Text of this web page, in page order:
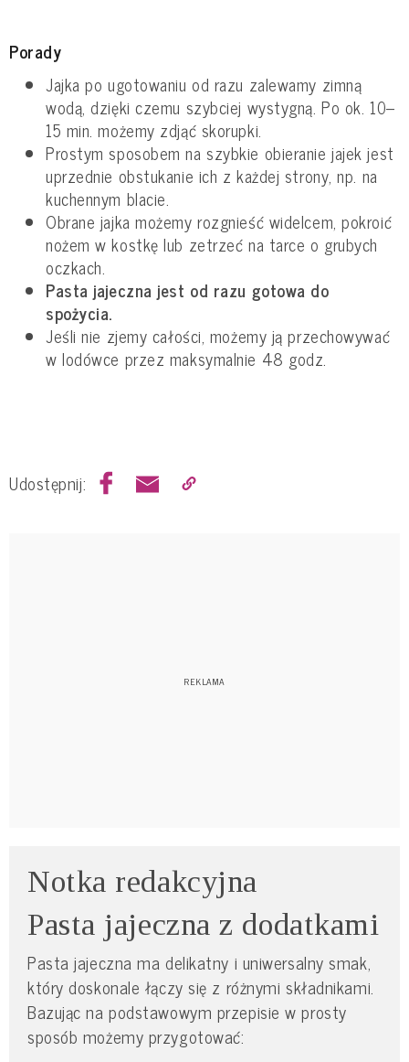
Porady
Jajka po ugotowaniu od razu zalewamy zimną
wodą, dzięki czemu szybciej wystygną. Po ok. 10–
15 min. możemy zdjąć skorupki.
Prostym sposobem na szybkie obieranie jajek jest
uprzednie obstukanie ich z każdej strony, np. na
kuchennym blacie.
Obrane jajka możemy rozgnieść widelcem, pokroić
nożem w kostkę lub zetrzeć na tarce o grubych
oczkach.
Pasta jajeczna jest od razu gotowa do
spożycia.
Jeśli nie zjemy całości, możemy ją przechowywać
w lodówce przez maksymalnie 48 godz.
Udostępnij:
Notka redakcyjna
Pasta jajeczna z dodatkami
Pasta jajeczna ma delikatny i uniwersalny smak,
który doskonale łączy się z różnymi składnikami.
Bazując na podstawowym przepisie w prosty
sposób możemy przygotować: